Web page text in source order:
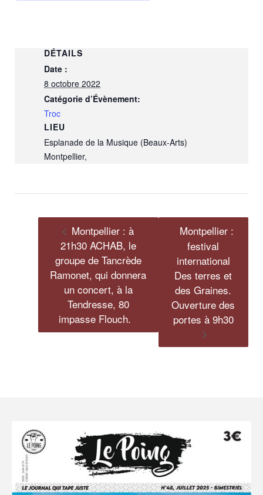
DÉTAILS
Date :
8 octobre 2022
Catégorie d’Évènement:
Troc
LIEU
Esplanade de la Musique (Beaux-Arts)
Montpellier,
Montpellier : à
21h30 ACHAB, le
groupe de Tancrède
Ramonet, qui donnera
un concert, à la
Tendresse, 80
impasse Flouch.
Montpellier :
festival
international
Des terres et
des Graines.
Ouverture des
portes à 9h30